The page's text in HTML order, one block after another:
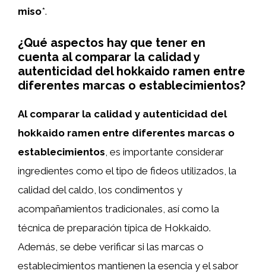
miso*.
¿Qué aspectos hay que tener en
cuenta al comparar la calidad y
autenticidad del hokkaido ramen entre
diferentes marcas o establecimientos?
Al comparar la calidad y autenticidad del
hokkaido ramen entre diferentes marcas o
establecimientos, es importante considerar
ingredientes como el tipo de fideos utilizados, la
calidad del caldo, los condimentos y
acompañamientos tradicionales, así como la
técnica de preparación típica de Hokkaido.
Además, se debe verificar si las marcas o
establecimientos mantienen la esencia y el sabor